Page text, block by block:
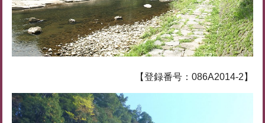
【登録番号：086A2014-2】